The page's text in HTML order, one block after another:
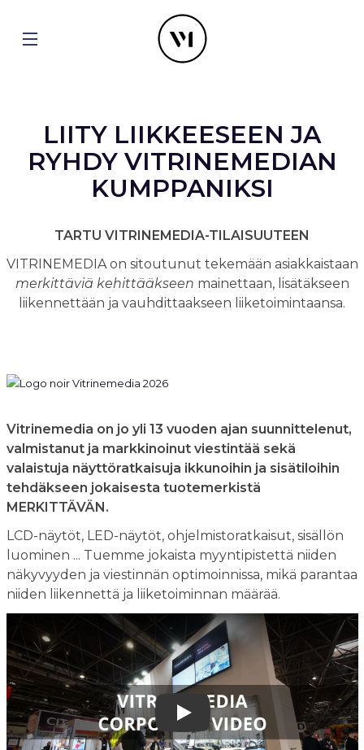
LIITY LIIKKEESEEN JA
RYHDY VITRINEMEDIAN
KUMPPANIKSI
TARTU VITRINEMEDIA-TILAISUUTEEN
VITRINEMEDIA on sitoutunut tekemään asiakkaistaan
merkittäviä kehittääkseen mainettaan, lisätäkseen
liikennettään ja vauhdittaakseen liiketoimintaansa.
Vitrinemedia on jo yli 13 vuoden ajan suunnittelenut,
valmistanut ja markkinoinut viestintää sekä
valaistuja näyttöratkaisuja ikkunoihin ja sisätiloihin
tehdäkseen jokaisesta tuotemerkistä
MERKITTÄVÄN.
LCD-näytöt, LED-näytöt, ohjelmistoratkaisut, sisällön
luominen ... Tuemme jokaista myyntipistettä niiden
näkyvyyden ja viestinnän optimoinnissa, mikä parantaa
niiden liikennettä ja liiketoiminnan määrää.
Play